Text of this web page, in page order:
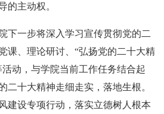
的主动权。
下一步将深入学习宣传贯彻党的二
课、理论研讨、“弘扬党的二十大精
动，与学院当前工作任务结合起
二十大精神走细走实，落地生根。
建设专项行动，落实立德树人根本